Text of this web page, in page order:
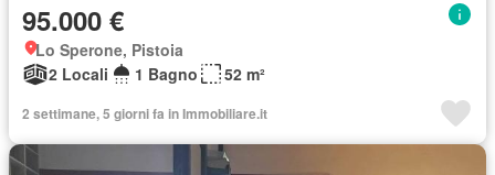
95.000 €
Lo Sperone, Pistoia
2 Locali
1 Bagno 52 m²
2 settimane, 5 giorni fa in Immobiliare.it